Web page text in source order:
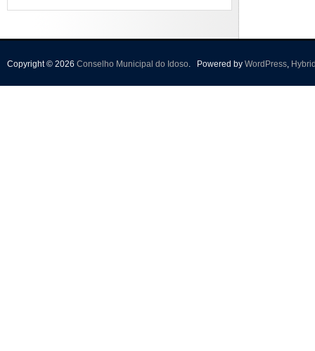
Copyright © 2026 Conselho Municipal do Idoso. Powered by WordPress,